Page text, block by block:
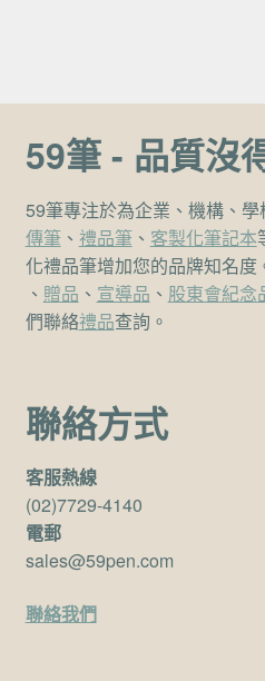
59筆 - 品質沒
59筆專注於為企業、機構、
傳筆、 禮品筆、 客製化筆記本
化禮品筆增加您的品牌知名度
、 贈品 、 宣導品 、 股東會紀念
們聯絡禮品查詢。
聯絡方式
客服熱線
(02)7729-4140
電郵
sales@59pen.com
聯絡我們